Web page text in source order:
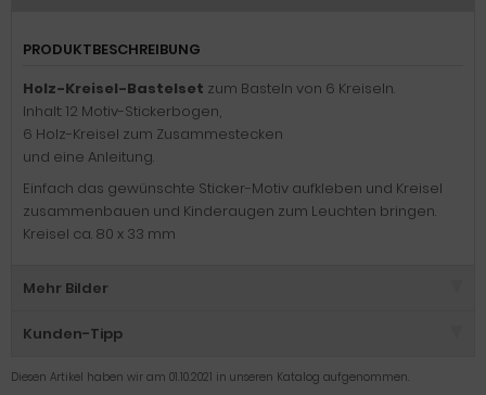
PRODUKTBESCHREIBUNG
Holz-Kreisel-Bastelset zum Basteln von 6 Kreiseln.
Inhalt: 12 Motiv-Stickerbogen,
6 Holz-Kreisel zum Zusammestecken
und eine Anleitung.
Einfach das gewünschte Sticker-Motiv aufkleben und Kreisel
zusammenbauen und Kinderaugen zum Leuchten bringen.
Kreisel ca. 80 x 33 mm
Mehr Bilder
Kunden-Tipp
Diesen Artikel haben wir am 01.10.2021 in unseren Katalog aufgenommen.